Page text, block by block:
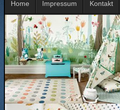
Home Impressum Kontakt